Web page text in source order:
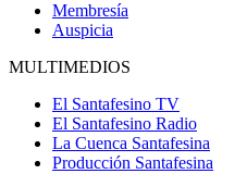
Membresía
Auspicia
MULTIMEDIOS
El Santafesino TV
El Santafesino Radio
La Cuenca Santafesina
Producción Santafesina